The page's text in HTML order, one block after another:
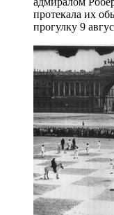
протекала их
прогулку 9